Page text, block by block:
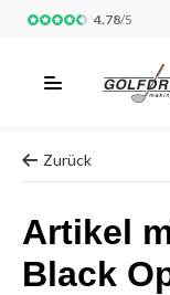
4.78/5
Zurück
Artikel
Black